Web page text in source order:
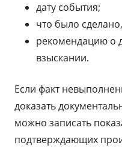
дату события;
что было
рекомендацию о
взыскании.
Если факт
доказать
можно записать
подтверждающих